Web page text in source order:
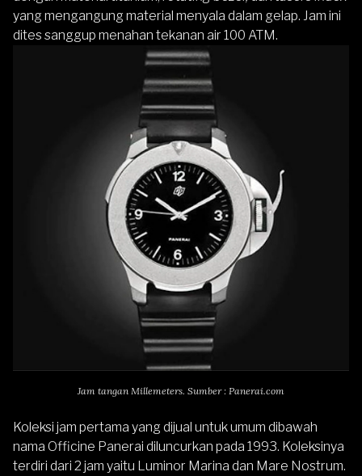
yang mengangung material menyala dalam gelap. Jam ini
dites sanggup menahan tekanan air 100 ATM.
Jam tangan Millemeters. Sumber : Panerai.com
Koleksi jam pertama yang dijual untuk umum dibawah
nama Officine Panerai diluncurkan pada 1993. Koleksinya
terdiri dari 2 jam yaitu Luminor Marina dan Mare Nostrum.